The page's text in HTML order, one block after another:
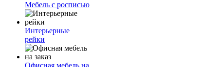
Мебель с росписью
Интерьерные
рейки
Офисная мебель на